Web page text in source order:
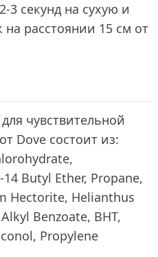
3 секунд на сухую и
расстоянии 15 см от
чувствительной
Dove состоит из:
Butyl Ether, Propane,
Hectorite, Helianthus
Benzoate, BHT,
Propylene